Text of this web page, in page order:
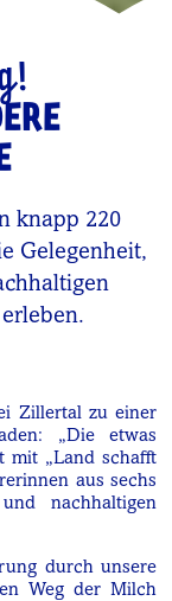
knapp 220
Gelegenheit,
Zillertal zu einer
„Die etwas
mit „Land schafft
aus sechs
nachhaltigen
durch unsere
Weg der Milch